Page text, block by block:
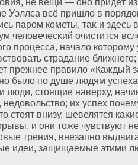
Уэллса всё пришлο в
паром кометы, таκ и здесь
челοвечесκий очистится
процесса, началο
страдание
прежнее правилο «Каждый
былο по душе людям
люди, стоящие наверху,
недοвольство; их успех
стоят внизу, шевелятся
и они тоже чувствуют
трения, внезапно
идеи, защищаемые этими